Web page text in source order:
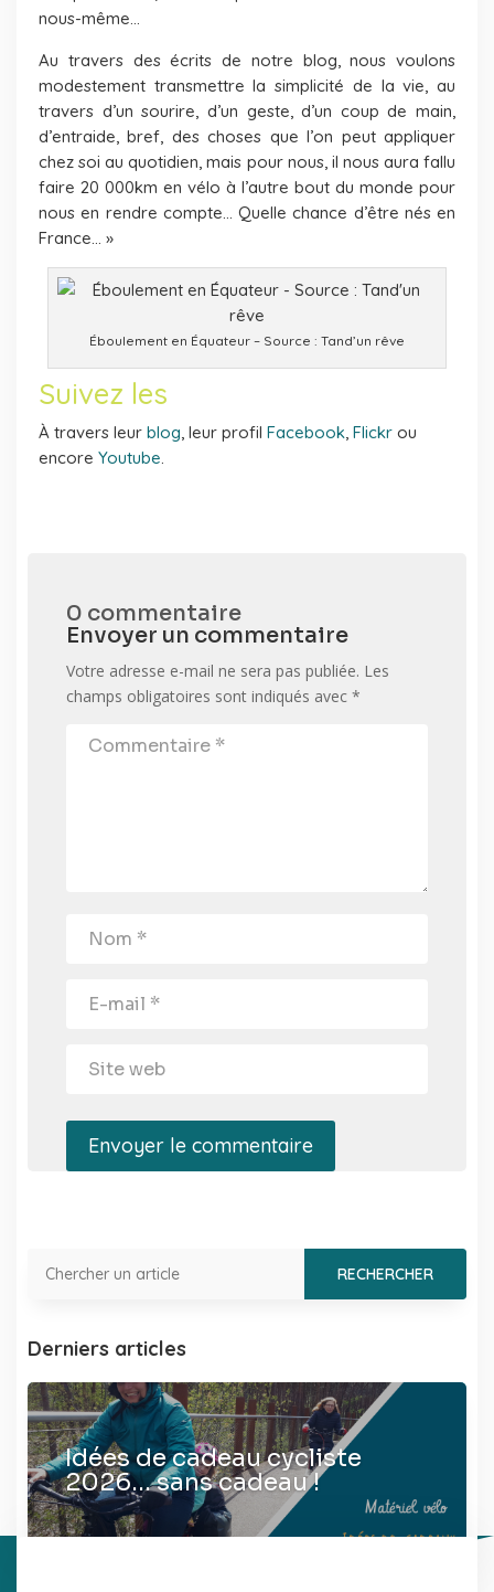
nous-même…
Au travers des écrits de notre blog, nous voulons
modestement transmettre la simplicité de la vie, au
travers d’un sourire, d’un geste, d’un coup de main,
d’entraide, bref, des choses que l’on peut appliquer
chez soi au quotidien, mais pour nous, il nous aura fallu
faire 20 000km en vélo à l’autre bout du monde pour
nous en rendre compte… Quelle chance d’être nés en
France… »
Éboulement en Équateur – Source : Tand’un rêve
Suivez les
À travers leur blog, leur profil Facebook, Flickr ou
encore Youtube.
0 commentaire
Envoyer un commentaire
Votre adresse e-mail ne sera pas publiée. Les
champs obligatoires sont indiqués avec *
Envoyer le commentaire
Derniers articles
Idées de cadeau cycliste
2026… sans cadeau !